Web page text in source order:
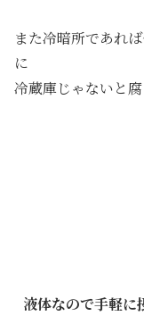
また冷暗所であれ
に
冷蔵庫じゃないと
液体なので手軽に